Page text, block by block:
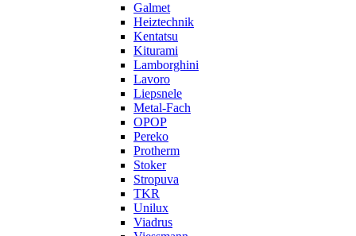
Galmet
Heiztechnik
Kentatsu
Kiturami
Lamborghini
Lavoro
Liepsnele
Metal-Fach
OPOP
Pereko
Protherm
Stoker
Stropuva
TKR
Unilux
Viadrus